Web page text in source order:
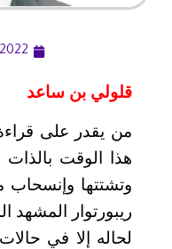
قلولي بن ساعد
من يقدر على
هذا الوقت
وتشتتها وإنسحاب
ريبورتوار المشهد
لحاله إلا في